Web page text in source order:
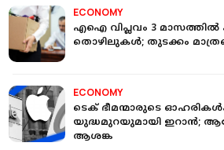
ECONOMY
എഐ വിപ്ലവം 3 മാസത്തില്‍
തൊഴിലുകള്‍; തുടക്കം
ECONOMY
ടെക് ഭീമന്മാരുടെ
യുദ്ധമുറയുമായി ഇറാന്‍;
ആശങ്ക